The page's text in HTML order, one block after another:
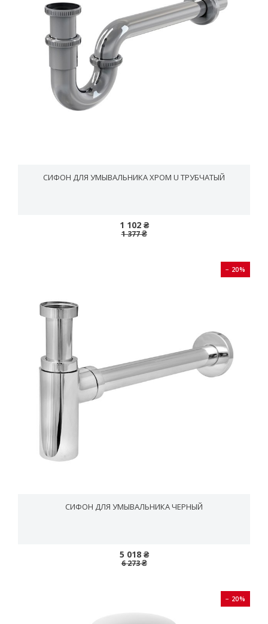
СИФОН ДЛЯ УМЫВАЛЬНИКА ХРОМ U ТРУБЧАТЫЙ
1 102 ₴
1 377 ₴
− 20%
СИФОН ДЛЯ УМЫВАЛЬНИКА ЧЕРНЫЙ
5 018 ₴
6 273 ₴
− 20%